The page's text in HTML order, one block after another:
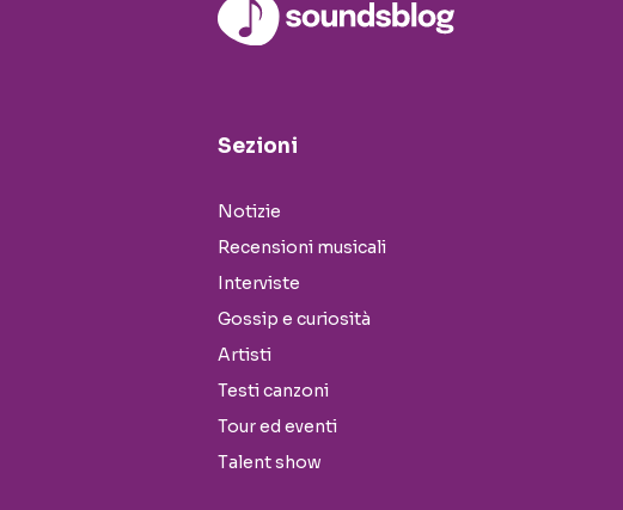
Sezioni
Notizie
Recensioni musicali
Interviste
Gossip e curiosità
Artisti
Testi canzoni
Tour ed eventi
Talent show